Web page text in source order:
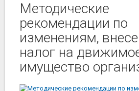
Методические
рекомендации по
изменениям,
налог на
имущество